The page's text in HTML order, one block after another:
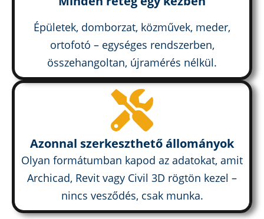
Épületek, domborzat, közművek, meder,
ortofotó – egységes rendszerben,
összehangoltan, újramérés nélkül.
Azonnal szerkeszthető állományok
Olyan formátumban kapod az adatokat, amit
Archicad, Revit vagy Civil 3D rögtön kezel –
nincs vesződés, csak munka.